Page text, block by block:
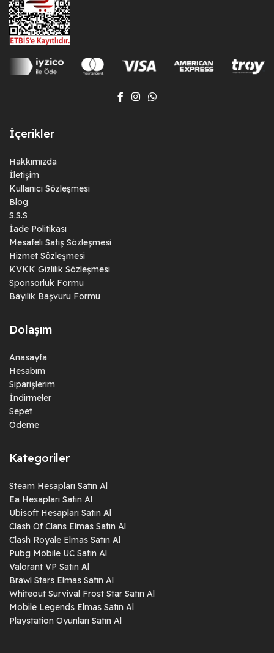
İçerikler
Hakkımızda
İletişim
Kullanıcı Sözleşmesi
Blog
S.S.S
İade Politikası
Mesafeli Satış Sözleşmesi
Hizmet Sözleşmesi
KVKK Gizlilik Sözleşmesi
Sponsorluk Formu
Bayilik Başvuru Formu
Dolaşım
Anasayfa
Hesabım
Siparişlerim
İndirmeler
Sepet
Ödeme
Kategoriler
Steam Hesapları Satın Al
Ea Hesapları Satın Al
Ubisoft Hesapları Satın Al
Clash Of Clans Elmas Satın Al
Clash Royale Elmas Satın Al
Pubg Mobile UC Satın Al
Valorant VP Satın Al
Brawl Stars Elmas Satın Al
Whiteout Survival Frost Star Satın Al
Mobile Legends Elmas Satın Al
Playstation Oyunları Satın Al